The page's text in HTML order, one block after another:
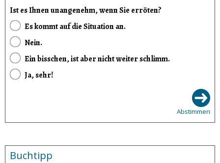
Ist es Ihnen unangenehm, wenn Sie erröten?
Es kommt auf die Situation an.
Nein.
Ein bisschen, ist aber nicht weiter schlimm.
Ja, sehr!
Abstimmen
Buchtipp